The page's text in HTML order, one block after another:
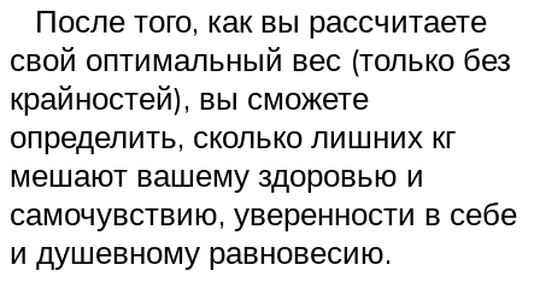
После того, как вы рассчитаете
свой оптимальный вес (только без
крайностей), вы сможете
определить, сколько лишних кг
мешают вашему здоровью и
самочувствию, уверенности в себе
и душевному равновесию.